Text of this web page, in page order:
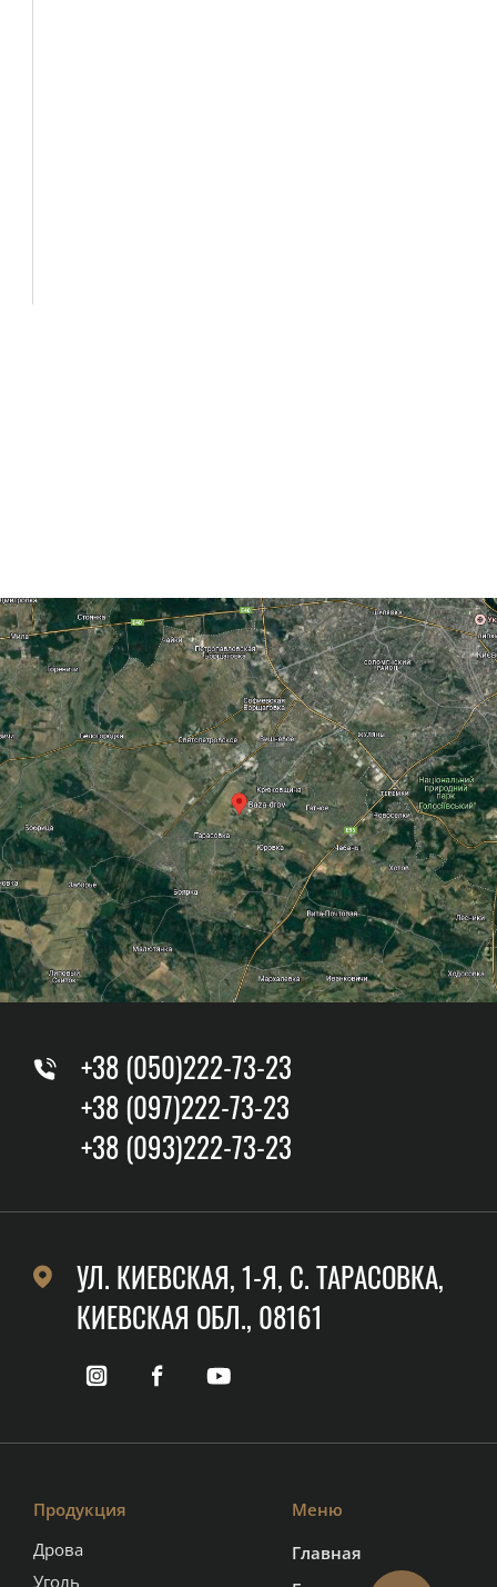
+38 (050)222-73-23
+38 (097)222-73-23
+38 (093)222-73-23
УЛ. КИЕВСКАЯ, 1-Я, C. ТАРАСОВКА,
КИЕВСКАЯ ОБЛ., 08161
Продукция
Дрова
Уголь
Меню
Главная